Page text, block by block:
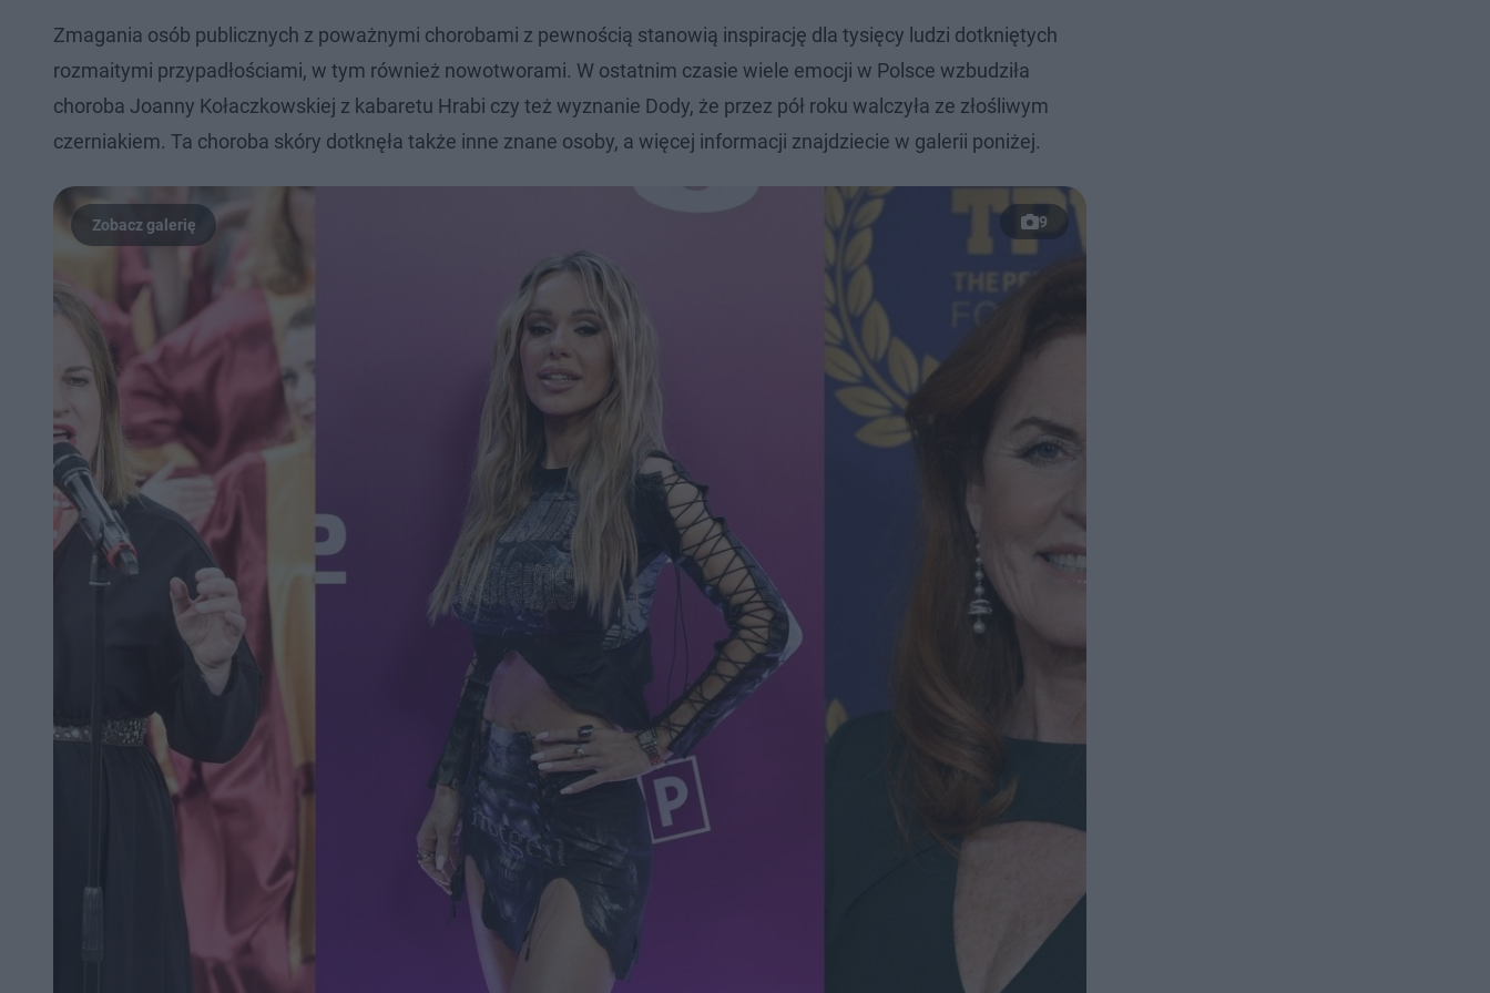
Zmagania osób publicznych z poważnymi chorobami z pewnością stanowią inspirację dla tysięcy ludzi dotkniętych
rozmaitymi przypadłościami, w tym również nowotworami. W ostatnim czasie wiele emocji w Polsce wzbudziła
choroba Joanny Kołaczkowskiej z kabaretu Hrabi czy też wyznanie Dody, że przez pół roku walczyła ze złośliwym
czerniakiem. Ta choroba skóry dotknęła także inne znane osoby, a więcej informacji znajdziecie w galerii poniżej.
9